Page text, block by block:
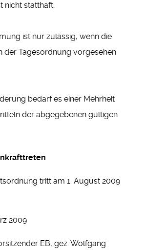
nicht statthaft;
ist nur zulässig, wenn die
der Tagesordnung vorgesehen
bedarf es einer Mehrheit
der abgegebenen gültigen
tritt am 1. August 2009
2009
EB, gez. Wolfgang